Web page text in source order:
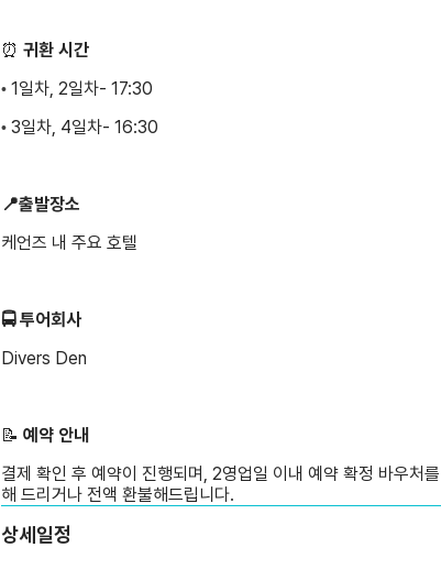
⏰귀환 시간
•1일차, 2일차- 17:30
•3일차, 4일차- 16:30
📍출발장소
케언즈 내 주요 호텔
🚍 투어회사
Divers Den
📝 ️예약 안내
결제 확인 후 예약이 진행되며, 2영업일 이내 예약 확정 바우처
해 드리거나 전액 환불해드립니다.
상세일정